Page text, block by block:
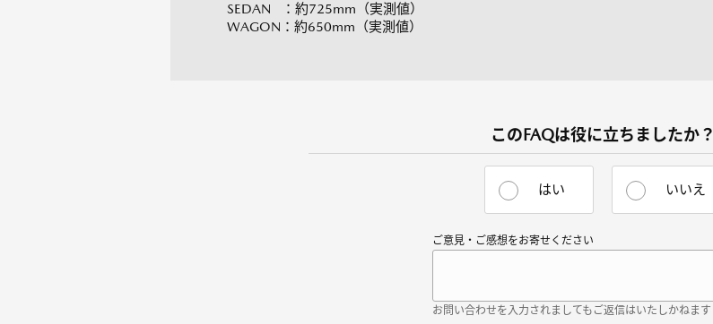
SEDAN ：約725mm（実測値）
WAGON：約650mm（実測値）
このFAQは役に立ちましたか？
はい いいえ
ご意見・ご感想をお寄せください
お問い合わせを入力されましてもご返信はいたしかねます